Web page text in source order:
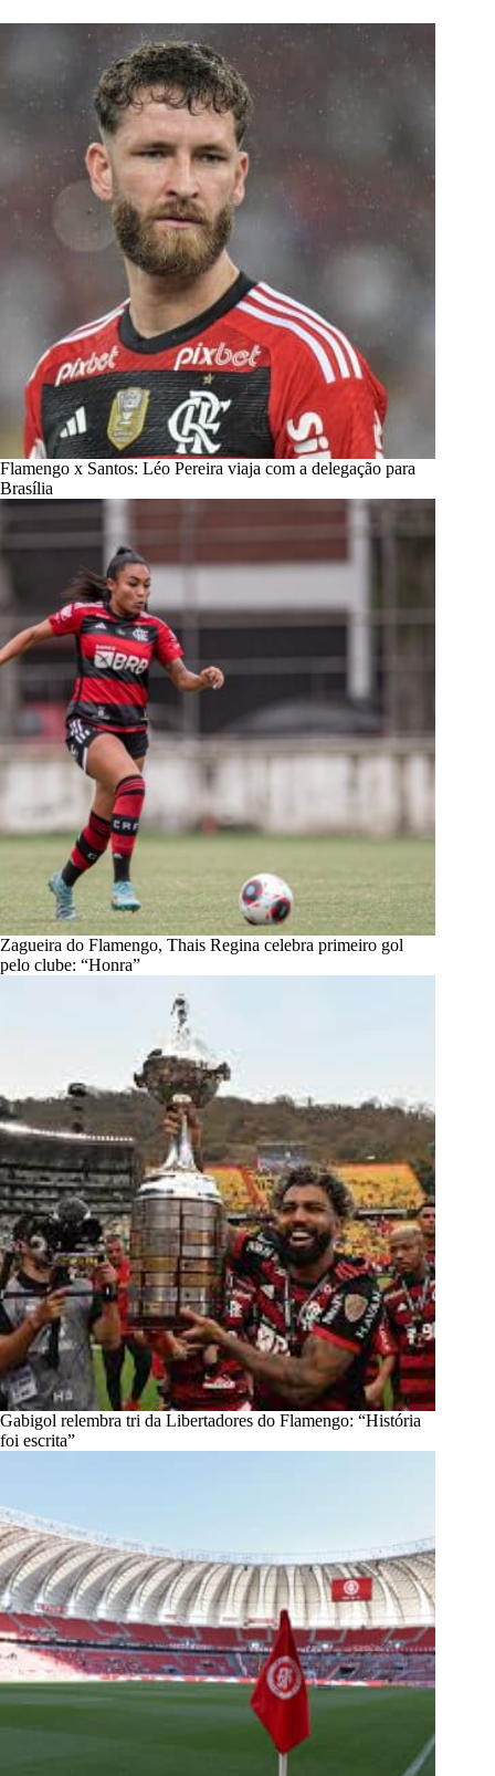
Flamengo x Santos: Léo Pereira viaja com a delegação para
Brasília
Zagueira do Flamengo, Thais Regina celebra primeiro gol
pelo clube: “Honra”
Gabigol relembra tri da Libertadores do Flamengo: “História
foi escrita”